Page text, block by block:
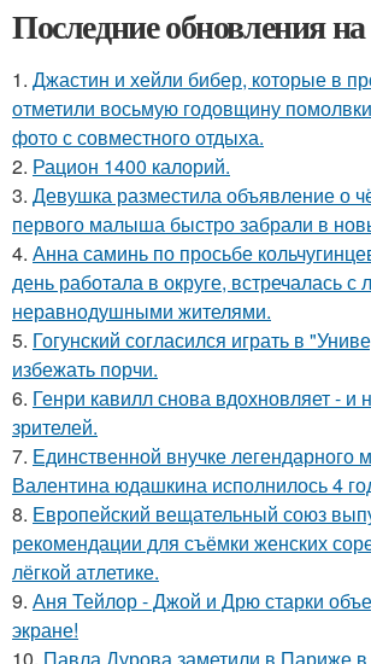
Последние обновления на
1. Джастин и хейли бибер, которые в
отметили восьмую годовщину
фото с совместного отдыха.
2. Рацион 1400 калорий.
3. Девушка разместила объявление о
первого малыша быстро забрали в
4. Анна саминь по просьбе
день работала в округе, встречалась с
неравнодушными жителями.
5. Гогунский согласился играть в
избежать порчи.
6. Генри кавилл снова вдохновляет - и
зрителей.
7. Единственной внучке легендарного
Валентина юдашкина исполнилось 4
8. Европейский вещательный союз
рекомендации для съёмки женских
лёгкой атлетике.
9. Аня Тейлор - Джой и Дрю старки
экране!